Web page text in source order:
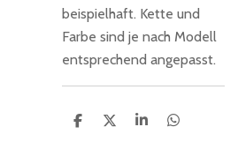
beispielhaft. Kette und
Farbe sind je nach Modell
entsprechend angepasst.
T
T
T
T